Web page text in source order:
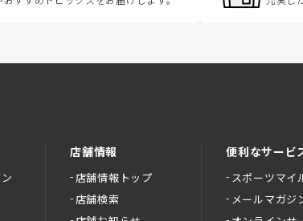
店舗情報
店舗情報トップ
店舗検索
便利なサービ
スポーツマイ
メールマガジ